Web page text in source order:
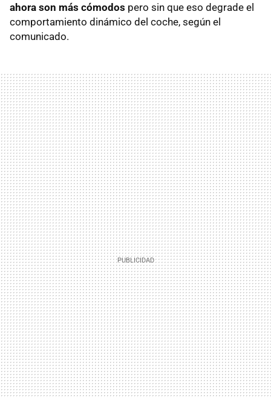
ahora son más cómodos pero sin que eso degrade el
comportamiento dinámico del coche, según el
comunicado.